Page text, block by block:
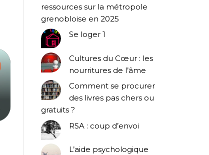
ressources sur la métropole
grenobloise en 2025
Se loger 1
Cultures du Cœur : les
nourritures de l’âme
Comment se procurer
des livres pas chers ou
gratuits ?
RSA : coup d’envoi
L’aide psychologique